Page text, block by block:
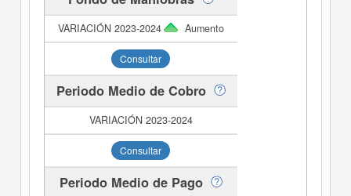
Aumento
Consultar
Periodo Medio de Cobro
Consultar
Periodo Medio de Pago